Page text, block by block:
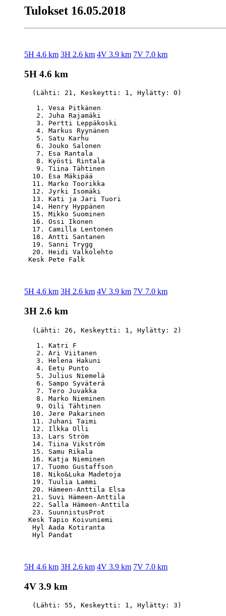
Tulokset 16.05.2018
5H 4.6 km 3H 2.6 km 4V 3.9 km 7V 7.0 km
5H 4.6 km
  (Lähti: 21, Keskeytti: 1, Hylätty: 0)
1. Vesa Pitkänen
2. Juha Rajamäki
3. Pertti Leppäkoski
4. Markus Ryynänen
5. Satu Karhu
6. Jouko Salonen
7. Esa Rantala
8. Kyösti Rintala
9. Tiina Tähtinen
10. Esa Mäkipää
11. Marko Toorikka
12. Jyrki Isomäki
13. Kati ja Jari Tuori
14. Henry Hyppänen
15. Mikko Suominen
16. Ossi Ikonen
17. Camilla Lentonen
18. Antti Santanen
19. Sanni Trygg
20. Heidi Valkolehto
5H 4.6 km 3H 2.6 km 4V 3.9 km 7V 7.0 km
3H 2.6 km
  (Lähti: 26, Keskeytti: 1, Hylätty: 2)
1. Katri F
2. Ari Viitanen
3. Helena Hakuni
4. Eetu Punto
5. Julius Niemelä
6. Sampo Syväterä
7. Tero Juvakka
8. Marko Nieminen
9. Oili Tähtinen
10. Jere Pakarinen
11. Juhani Taimi
12. Ilkka Olli
13. Lars Ström
14. Tiina Vikström
15. Samu Rikala
16. Katja Nieminen
17. Tuomo Gustaffson
18. Niko&Luka Madetoja
19. Tuulia Lammi
20. Hämeen-Anttila Elsa
21. Suvi Hämeen-Anttila
22. Salla Hämeen-Anttila
23. SuunnistusProt
Kesk Tapio Koivuniemi
Hyl Aada Kotiranta
5H 4.6 km 3H 2.6 km 4V 3.9 km 7V 7.0 km
4V 3.9 km
  (Lähti: 55, Keskeytti: 1, Hylätty: 3)